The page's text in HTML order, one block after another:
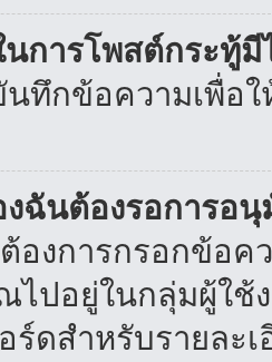
การโพสต์กระทู้มี
กข้อความเพื่อใ
ฉันต้องรอการอนุ
งการกรอกข้อค
ไปอยู่ในกลุ่มผู้ใช้
ดสำหรับรายละเ